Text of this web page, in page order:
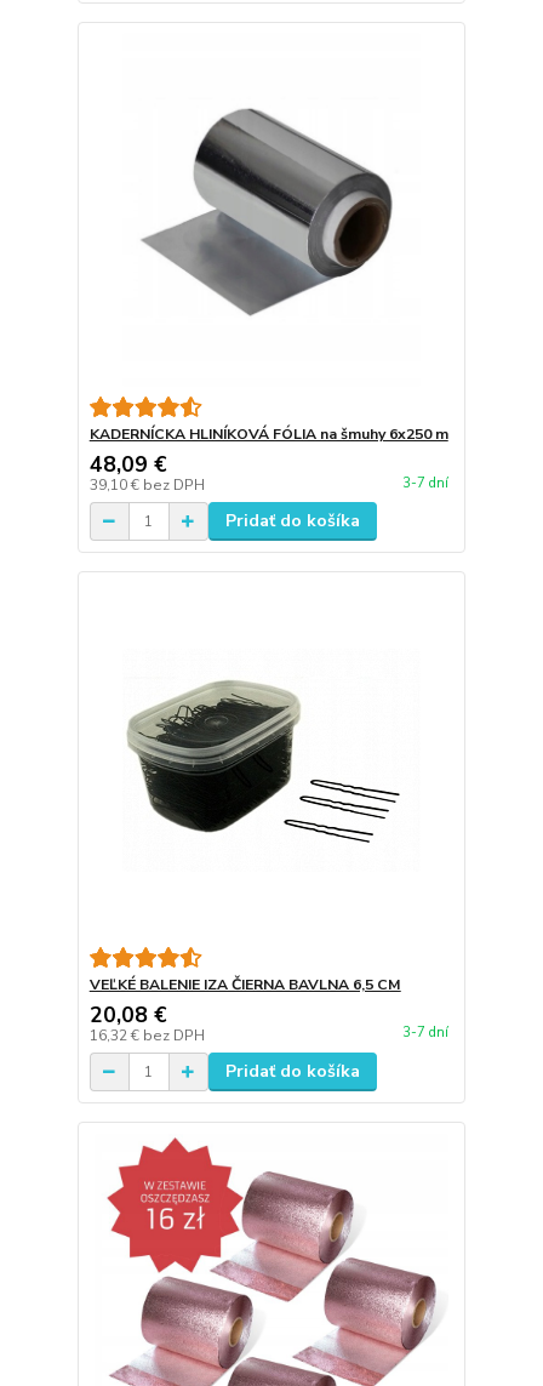
KADERNÍCKA HLINÍKOVÁ FÓLIA na šmuhy 6x250 m
48,09 €
39,10 € bez DPH 3-7 dní
Pridať do košíka
VEĽKÉ BALENIE IZA ČIERNA BAVLNA 6,5 CM
20,08 €
16,32 € bez DPH 3-7 dní
Pridať do košíka